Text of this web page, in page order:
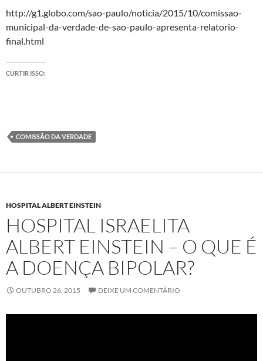
http://g1.globo.com/sao-paulo/noticia/2015/10/comissao-
municipal-da-verdade-de-sao-paulo-apresenta-relatorio-
final.html
CURTIR ISSO:
COMISSÃO DA VERDADE
HOSPITAL ALBERT EINSTEIN
HOSPITAL ISRAELITA
ALBERT EINSTEIN – O QUE É
A DOENÇA BIPOLAR?
OUTUBRO 26, 2015 DEIXE UM COMENTÁRIO